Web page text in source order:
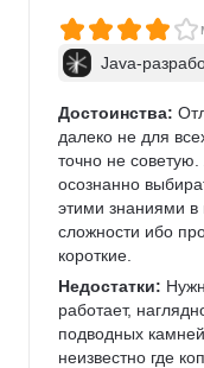
Java-
Достоинства:
далеко не для
точно не
осознанно
этими знаниями в
сложности ибо
короткие.
Недостатки:
работает,
подводных
неизвестно где